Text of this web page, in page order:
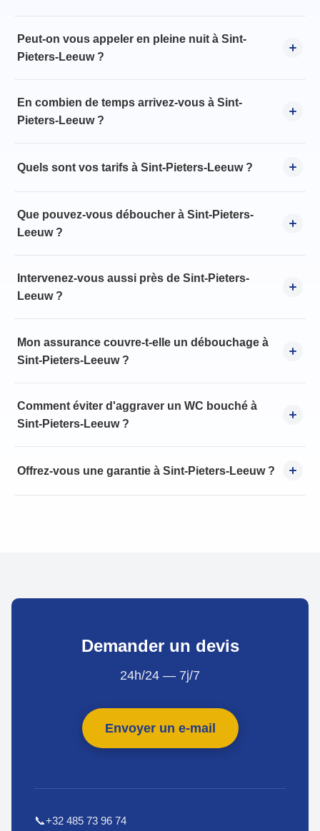
Peut-on vous appeler en pleine nuit à Sint-
Pieters-Leeuw ?
En combien de temps arrivez-vous à Sint-
Pieters-Leeuw ?
Quels sont vos tarifs à Sint-Pieters-Leeuw ?
Que pouvez-vous déboucher à Sint-Pieters-
Leeuw ?
Intervenez-vous aussi près de Sint-Pieters-
Leeuw ?
Mon assurance couvre-t-elle un débouchage à
Sint-Pieters-Leeuw ?
Comment éviter d'aggraver un WC bouché à
Sint-Pieters-Leeuw ?
Offrez-vous une garantie à Sint-Pieters-Leeuw ?
Demander un devis
24h/24 — 7j/7
Envoyer un e-mail
📞+32 485 73 96 74